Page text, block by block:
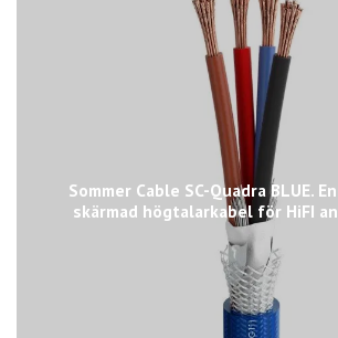
Sommer Cable SC-Quadra BLUE.
skärmad högtalarkabel för HiFI